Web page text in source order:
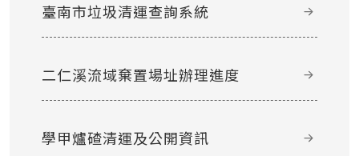
臺南市垃圾清運查詢系統
二仁溪流域棄置場址辦理進度
學甲爐碴清運及公開資訊